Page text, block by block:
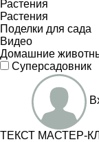
Растения
Растения
Поделки для сада
Видео
Домашние
Суперсадовник
ТЕКСТ МАСТЕР-